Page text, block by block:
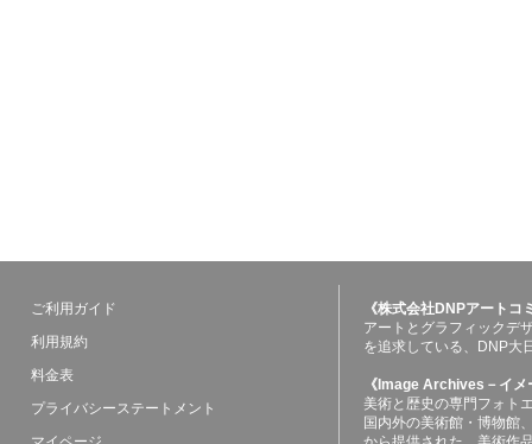
ご利用ガイド
利用規約
料金表
プライバシーステートメント
《株式会社DNPアート
アートとグラフィックデ
を追求している、DNP大
《Image Archives－イ
美術と歴史の専門フォト
国内外の美術館・博物館